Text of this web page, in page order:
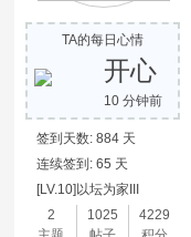
TA的每日心情
开心
10 分钟前
签到天数: 884 天
连续签到: 65 天
[LV.10]以坛为家III
2
1025
4229